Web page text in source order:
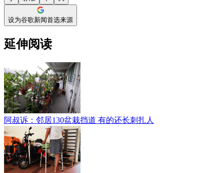
设为谷歌新闻首选来源
延伸阅读
阿叔诉：邻居130盆栽挡道 有的还长刺扎人